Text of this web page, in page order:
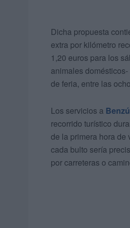
Dicha propuesta
extra por kilómetro
1,20 euros para los
animales
de feria, entre las
Los servicios a Benzú
recorrido turístico
de la primera hora de
cada bulto sería
por carreteras o